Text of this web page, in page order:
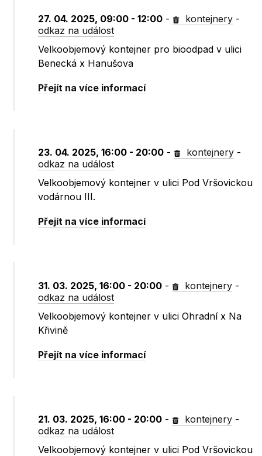
27. 04. 2025, 09:00 - 12:00 - kontejnery -
odkaz na událost
Velkoobjemový kontejner pro bioodpad v ulici
Benecká x Hanušova
Přejít na více informací
23. 04. 2025, 16:00 - 20:00 - kontejnery -
odkaz na událost
Velkoobjemový kontejner v ulici Pod Vršovickou
vodárnou III.
Přejít na více informací
31. 03. 2025, 16:00 - 20:00 - kontejnery -
odkaz na událost
Velkoobjemový kontejner v ulici Ohradní x Na
Křivině
Přejít na více informací
21. 03. 2025, 16:00 - 20:00 - kontejnery -
odkaz na událost
Velkoobjemový kontejner v ulici Pod Vršovickou